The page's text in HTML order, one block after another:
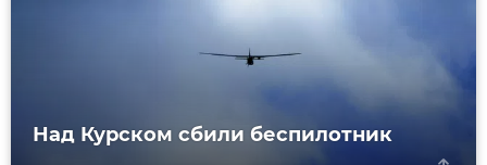
Над Курском сбили беспилотник